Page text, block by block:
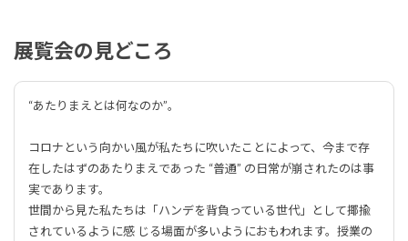
展覧会の見どころ
“あたりまえとは何なのか”。
コロナという向かい風が私たちに吹いたことによって、今まで存
在したはずのあたりまえであった “普通” の日常が崩されたのは事
実であります。
世間から見た私たちは「ハンデを背負っている世代」として揶揄
されているように感 じる場面が多いようにおもわれます。授業の